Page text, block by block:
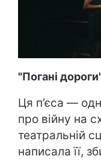
"Погані
Ця п’єса —
про війну на
театральній
написала її,